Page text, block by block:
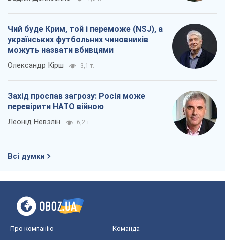
Чий буде Крим, той і переможе (NSJ), а
українських футбольних чиновників
можуть назвати вбивцями
Олександр Кірш 3,1 т.
Захід проспав загрозу: Росія може
перевірити НАТО війною
Леонід Невзлін 6,2 т.
Всі думки
Про компанію Команда